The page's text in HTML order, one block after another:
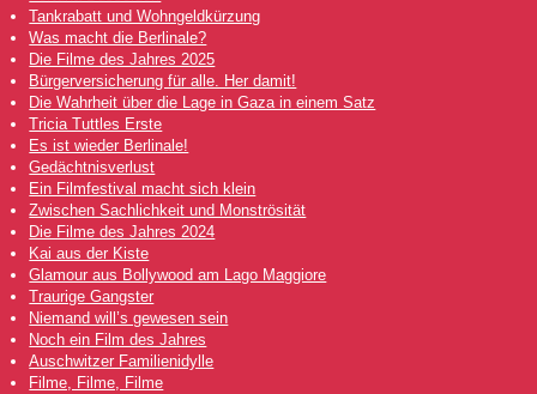
Tankrabatt und Wohngeldkürzung
Was macht die Berlinale?
Die Filme des Jahres 2025
Bürgerversicherung für alle. Her damit!
Die Wahrheit über die Lage in Gaza in einem Satz
Tricia Tuttles Erste
Es ist wieder Berlinale!
Gedächtnisverlust
Ein Filmfestival macht sich klein
Zwischen Sachlichkeit und Monströsität
Die Filme des Jahres 2024
Kai aus der Kiste
Glamour aus Bollywood am Lago Maggiore
Traurige Gangster
Niemand will’s gewesen sein
Noch ein Film des Jahres
Auschwitzer Familienidylle
Filme, Filme, Filme